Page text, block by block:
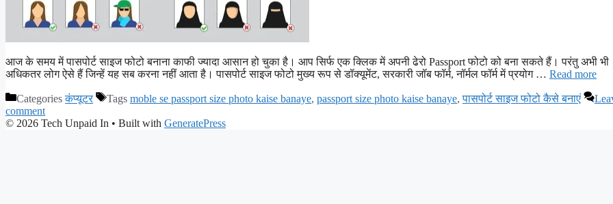
आज के समय में पासपोर्ट साइज फोटो बनाना काफी ज्यादा आसान हो चुका है। आप सिर्फ एक क्लिक में अपनी ढेरो Passport फोटो को बना सकते हैं। परंतु अभी भी
अधिकतर लोग ऐसे हैं जिन्हें यह सब करना नहीं आता है। पासपोर्ट साइज फोटो मुख्य रूप से डॉक्यूमेंट, सरकारी जॉब फॉर्म, नॉर्मल फॉर्म में प्रयोग … Read more
Categoriesकंप्यूटर Tags moble se passport size photo kaise banaye, passport size photo kaise banaye,पासपोर्ट साइज फोटो कैसे बनाएं
comment
© 2026 Tech Unpaid In • Built with GeneratePress